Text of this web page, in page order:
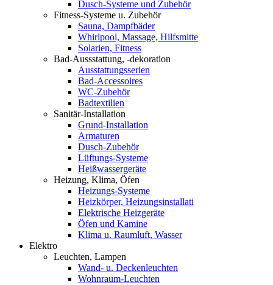
Dusch-Systeme und Zubehör
Fitness-Systeme u. Zubehör
Sauna, Dampfbäder
Whirlpool, Massage, Hilfsmitte
Solarien, Fitness
Bad-Aussstattung, -dekoration
Ausstattungsserien
Bad-Accessoires
WC-Zubehör
Badtextilien
Sanitär-Installation
Grund-Installation
Armaturen
Dusch-Zubehör
Lüftungs-Systeme
Heißwassergeräte
Heizung, Klima, Öfen
Heizungs-Systeme
Heizkörper, Heizungsinstallati
Elektrische Heizgeräte
Öfen und Kamine
Klima u. Raumluft, Wasser
Elektro
Leuchten, Lampen
Wand- u. Deckenleuchten
Wohnraum-Leuchten